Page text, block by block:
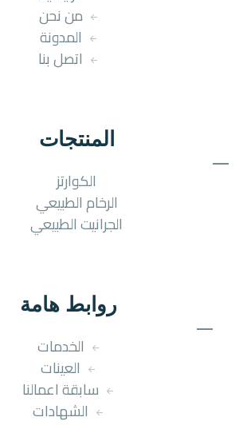
من نحن
المدونة
اتصل بنا
المنتجات
الكوارتز
الرخام الطبيعي
الجرانيت الطبيعي
روابط هامة
الخدمات
العينات
سابقة اعمالنا
الشهادات